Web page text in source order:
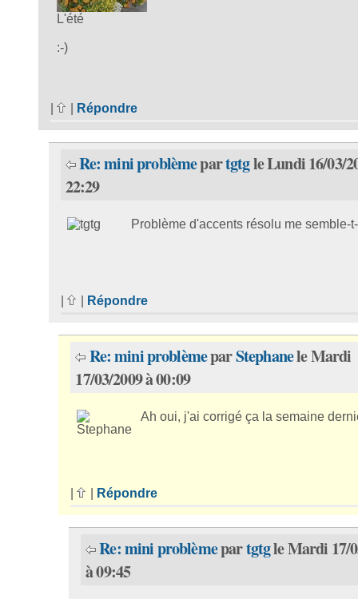
L'été
:-)
Répondre
Re: mini problèmepartgtgle Lundi 16/03/
22:29
Problème d'accents résolu me semble-
Répondre
Re: mini problèmeparStephanele Mardi
17/03/2009 à 00:09
Ah oui, j'ai corrigé ça la semaine
| Répondre
Re: mini problèmepartgtgle Mardi 17/
à 09:45